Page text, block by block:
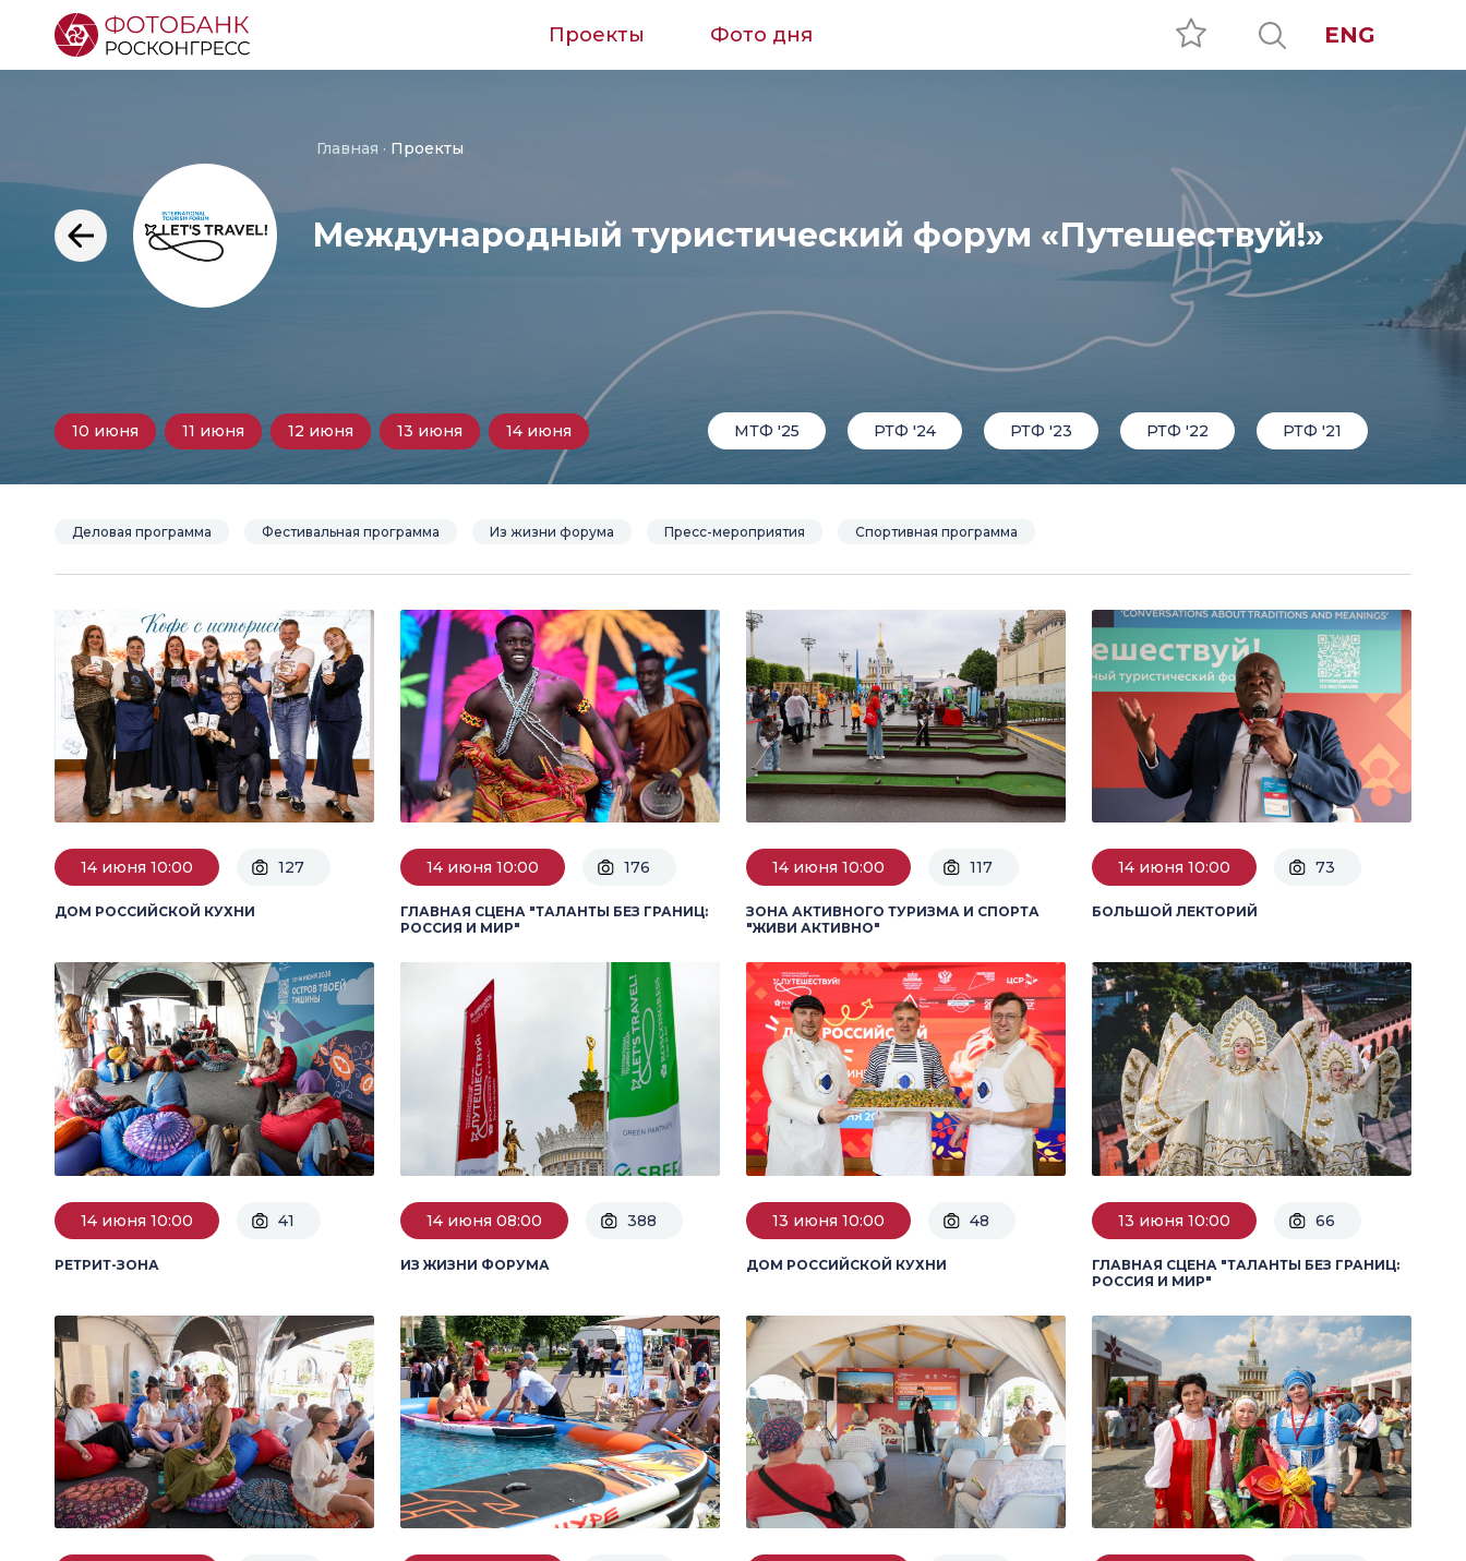
Проекты Фото дня Все проекты
ENG
Международный туристический форум «Путешествуй!»
Главная Проекты
10 июня 11 июня 12 июня 13 июня 14 июня МТФ '25 РТФ '24 РТФ '23 РТФ '22 РТФ '21
Деловая программа Фестивальная программа Из жизни форума Пресс-мероприятия Спортивная программа
14 июня 10:00 127
ДОМ РОССИЙСКОЙ КУХНИ
14 июня 10:00 176
ГЛАВНАЯ СЦЕНА "ТАЛАНТЫ БЕЗ ГРАНИЦ:
РОССИЯ И МИР"
14 июня 10:00 117
ЗОНА АКТИВНОГО ТУРИЗМА И СПОРТА
"ЖИВИ АКТИВНО"
14 июня 10:00 73
БОЛЬШОЙ ЛЕКТОРИЙ
14 июня 10:00 41
РЕТРИТ-ЗОНА
14 июня 08:00 388
ИЗ ЖИЗНИ ФОРУМА
13 июня 10:00 48
ДОМ РОССИЙСКОЙ КУХНИ
13 июня 10:00 66
ГЛАВНАЯ СЦЕНА "ТАЛАНТЫ БЕЗ ГРАНИЦ:
РОССИЯ И МИР"